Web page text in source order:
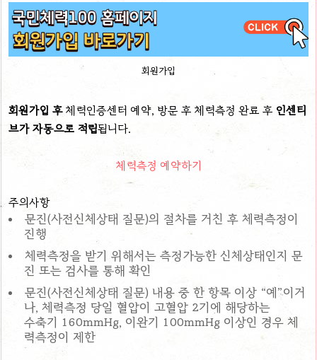
회원가입
회원가입 후 체력인증센터 예약, 방문 후 체력측정 완료 후 인센티
브가 자동으로 적립됩니다.
체력측정 예약하기
주의사항
문진(사전신체상태 질문)의 절차를 거친 후 체력측정이
진행
체력측정을 받기 위해서는 측정가능한 신체상태인지 문
진 또는 검사를 통해 확인
문진(사전신체상태 질문) 내용 중 한 항목 이상 “예”이거
나, 체력측정 당일 혈압이 고혈압 2기에 해당하는
수축기 160mmHg, 이완기 100mmHg 이상인 경우 체
력측정이 제한